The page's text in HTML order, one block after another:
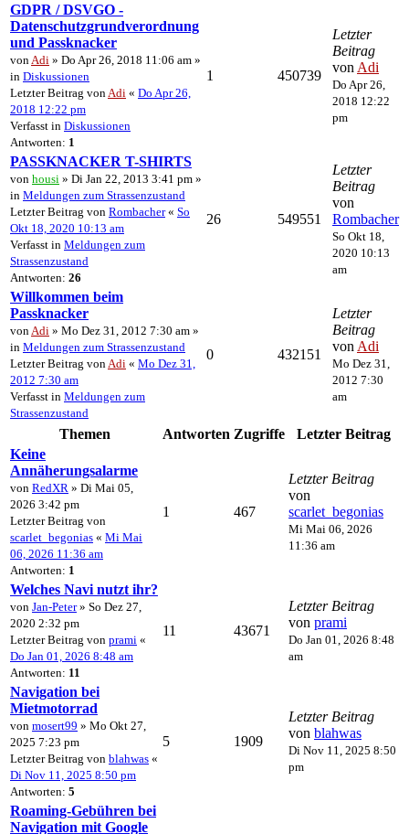
GDPR / DSVGO -
Datenschutzgrundverordnung
und Passknacker
von Adi » Do Apr 26, 2018 11:06 am »
in Diskussionen
Letzter Beitrag von Adi « Do Apr 26,
2018 12:22 pm
Verfasst in Diskussionen
Antworten: 1
1 450739
Letzter
Beitrag
von Adi
Do Apr 26,
2018 12:22
pm
PASSKNACKER T-SHIRTS
von housi » Di Jan 22, 2013 3:41 pm »
in Meldungen zum Strassenzustand
Letzter Beitrag von Rombacher« So
Okt 18, 2020 10:13 am
Verfasst in Meldungen zum
Strassenzustand
Antworten: 26
26 549551
Letzter
Beitrag
von
Rombacher
So Okt 18,
2020 10:13
am
Willkommen beim
Passknacker
von Adi » Mo Dez 31, 2012 7:30 am »
in Meldungen zum Strassenzustand
Letzter Beitrag von Adi « Mo Dez 31,
2012 7:30 am
Verfasst in Meldungen zum
Strassenzustand
0 432151
Letzter
Beitrag
von Adi
Mo Dez 31,
2012 7:30
am
Themen Antworten Zugriffe
Letzter Beitrag
Keine
Annäherungsalarme
von RedXR » Di Mai 05,
2026 3:42 pm
Letzter Beitrag von
scarlet_begonias « Mi Mai
06, 2026 11:36 am
Antworten: 1
1 467
Letzter Beitrag
von
scarlet_begonias
Mi Mai 06, 2026
11:36 am
Welches Navi nutzt ihr?
von Jan-Peter» So Dez 27,
2020 2:32 pm
Letzter Beitrag von prami «
Do Jan 01, 2026 8:48 am
Antworten: 11
11 43671
Letzter Beitrag
von prami
Do Jan 01, 2026 8:48
am
Navigation bei
Mietmotorrad
von mosert99 » Mo Okt 27,
2025 7:23 pm
Letzter Beitrag von blahwas «
Di Nov 11, 2025 8:50 pm
Antworten: 5
5 1909
Letzter Beitrag
von blahwas
Di Nov 11, 2025 8:50
pm
Roaming-Gebühren bei
Navigation mit Google